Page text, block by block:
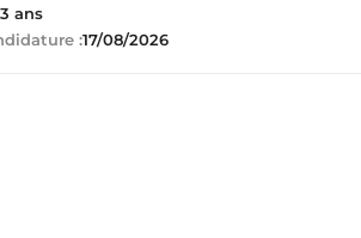
3 ans
:17/08/2026